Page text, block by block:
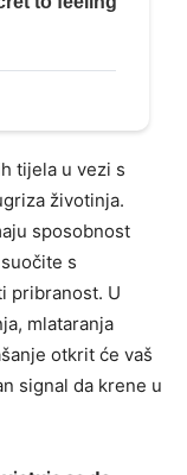
tijela u vezi s
životinja.
sposobnost
s
pribranost. U
mlataranja
otkrit će vaš
signal da krene u